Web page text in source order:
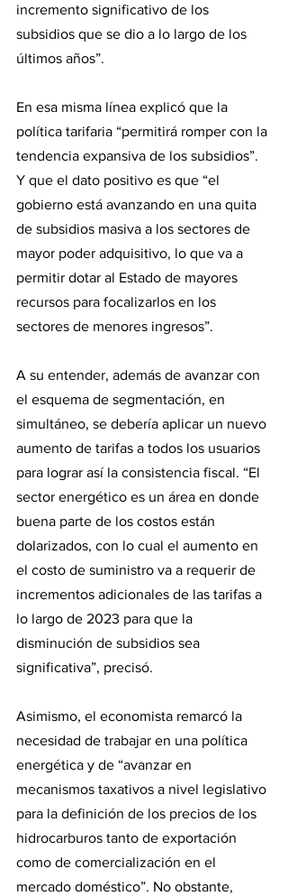
incremento significativo de los
subsidios que se dio a lo largo de los
últimos años”.
En esa misma línea explicó que la
política tarifaria “permitirá romper con la
tendencia expansiva de los subsidios”.
Y que el dato positivo es que “el
gobierno está avanzando en una quita
de subsidios masiva a los sectores de
mayor poder adquisitivo, lo que va a
permitir dotar al Estado de mayores
recursos para focalizarlos en los
sectores de menores ingresos”.
A su entender, además de avanzar con
el esquema de segmentación, en
simultáneo, se debería aplicar un nuevo
aumento de tarifas a todos los usuarios
para lograr así la consistencia fiscal. “El
sector energético es un área en donde
buena parte de los costos están
dolarizados, con lo cual el aumento en
el costo de suministro va a requerir de
incrementos adicionales de las tarifas a
lo largo de 2023 para que la
disminución de subsidios sea
significativa”, precisó.
Asimismo, el economista remarcó la
necesidad de trabajar en una política
energética y de “avanzar en
mecanismos taxativos a nivel legislativo
para la definición de los precios de los
hidrocarburos tanto de exportación
como de comercialización en el
mercado doméstico”. No obstante,